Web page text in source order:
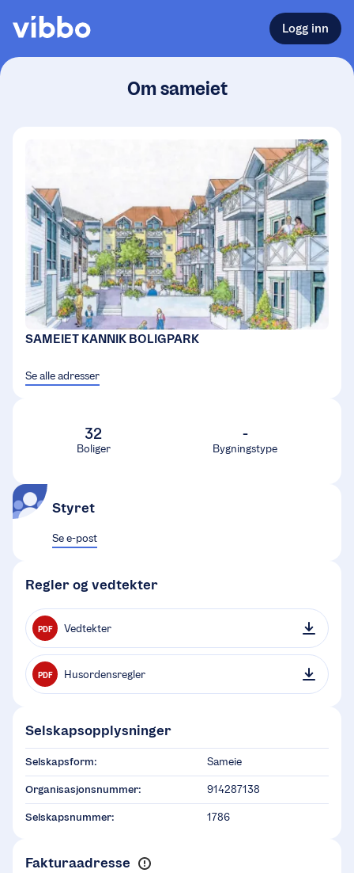
Logg inn
Om sameiet
SAMEIET KANNIK BOLIGPARK
Se alle adresser
32
Boliger
-
Bygningstype
Styret
Se e-post
Regler og vedtekter
PDF Vedtekter
PDF Husordensregler
Selskapsopplysninger
Selskapsform: Sameie
Organisasjonsnummer: 914287138
Selskapsnummer: 1786
Fakturaadresse